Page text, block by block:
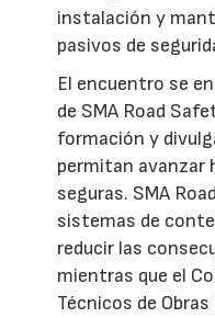
instalación y
pasivos de
El encuentro se
de SMA Road
formación y
permitan avanzar
seguras. SMA
sistemas de
reducir las
mientras que el
Técnicos de